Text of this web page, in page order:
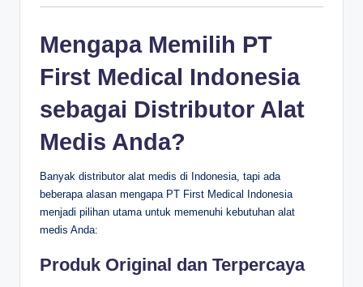
Mengapa Memilih PT
First Medical Indonesia
sebagai Distributor Alat
Medis Anda?
Banyak distributor alat medis di Indonesia, tapi ada
beberapa alasan mengapa PT First Medical Indonesia
menjadi pilihan utama untuk memenuhi kebutuhan alat
medis Anda:
Produk Original dan Terpercaya